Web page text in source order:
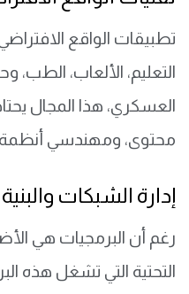
تطبيقات الواقع
التعليم، الألعاب، الطب،
العسكري، هذا المجال
محتوى، ومهندسي
إدارة الشبكات والبنية
رغم أن البرمجيات هي
التحتية التي تشغل هذه